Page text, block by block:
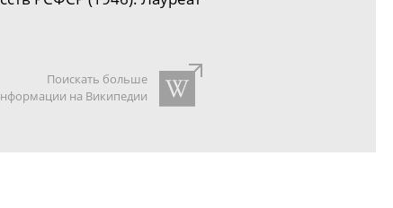
Поискать больше
на Википедии